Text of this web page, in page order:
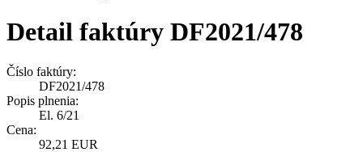
Detail faktúry DF2021/478
Číslo faktúry:
DF2021/478
Popis plnenia:
El. 6/21
Cena:
92,21 EUR